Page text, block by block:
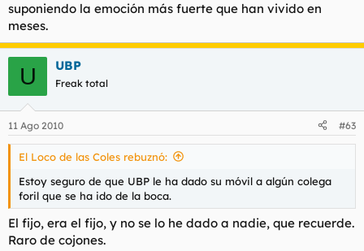
suponiendo la emoción más fuerte que han vivido en
meses.
U UBP
Freak total
11 Ago 2010 #63
El Loco de las Coles rebuznó:
Estoy seguro de que UBP le ha dado su móvil a algún colega
foril que se ha ido de la boca.
El fijo, era el fijo, y no se lo he dado a nadie, que recuerde.
Raro de cojones.